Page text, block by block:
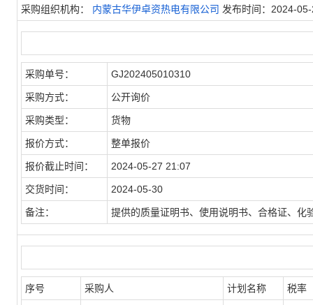
采购组织机构： 内蒙古华伊卓资热电有限公司 发布时间：2024-
采购单号： GJ202405010310
采购方式： 公开询价
采购类型： 货物
报价方式： 整单报价
报价截止时间： 2024-05-27 21:07
交货时间： 2024-05-30
备注： 提供的质量证明书、使用说明书、合格证、
序号 采购人 计划名称 税率